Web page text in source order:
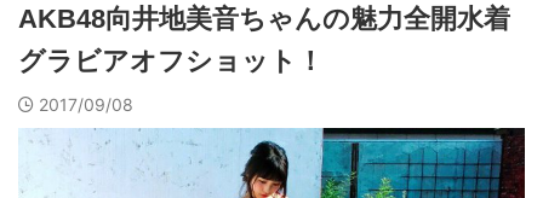
AKB48向井地美音ちゃんの魅力全開水着
グラビアオフショット！
2017/09/08